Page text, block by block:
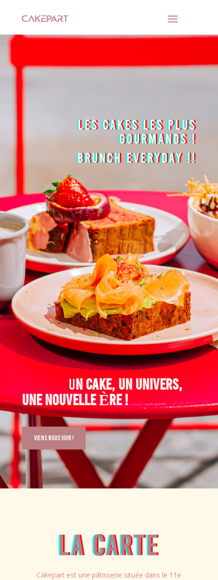
Les cakes les plus
gourmands !
Brunch everyday !!
UN CAKE, UN UNIVERS,
UNE NOUVELLE ÈRE !
Viens nous voir !
La carte
Cakepart est une pâtisserie située dans le 11e